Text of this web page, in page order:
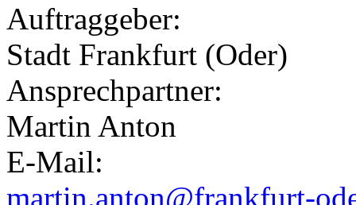
Auftraggeber:
Stadt Frankfurt (Oder)
Ansprechpartner:
Martin Anton
E-Mail:
martin.anton@frankfurt-